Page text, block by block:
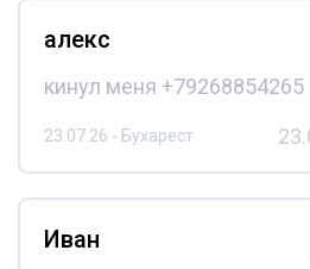
алекс
кинул меня +79268854265
23.07.26 - Бухарест
Иван